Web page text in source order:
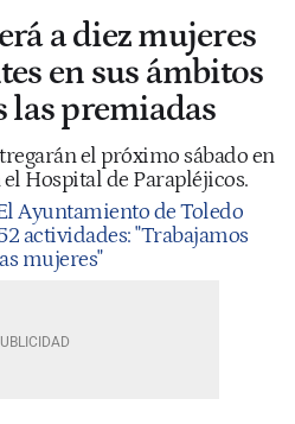
a diez mujeres
en sus ámbitos
las premiadas
el próximo sábado en
Hospital de Parapléjicos.
Ayuntamiento de Toledo
actividades: "Trabajamos
mujeres"